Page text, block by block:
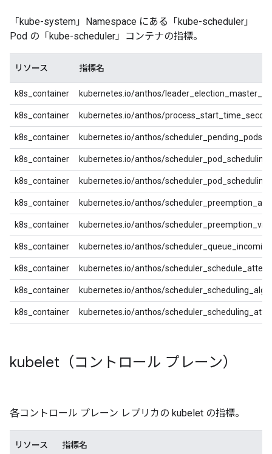
「kube-system」Namespace にある「kube-scheduler」
Pod の「kube-scheduler」コンテナの指標。
リソース 指標名
k8s_container kubernetes.io/anthos/
k8s_container kubernetes.io/anthos/
k8s_container kubernetes.io/anthos/scheduler_pending_pods
k8s_container kubernetes.io/anthos/
k8s_container kubernetes.io/anthos/
k8s_container kubernetes.io/anthos/
k8s_container kubernetes.io/anthos/
k8s_container kubernetes.io/anthos/
k8s_container kubernetes.io/anthos/
k8s_container kubernetes.io/anthos/
k8s_container kubernetes.io/anthos/
kubelet（コントロール プレーン）
各コントロール プレーン レプリカの kubelet の指標。
リソース 指標名